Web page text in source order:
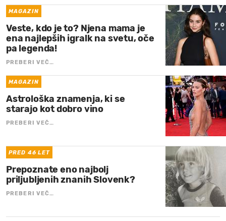
MAGAZIN
Veste, kdo je to? Njena mama je
ena najlepših igralk na svetu, oče
pa legenda!
PREBERI VEČ…
MAGAZIN
Astrološka znamenja, ki se
starajo kot dobro vino
PREBERI VEČ…
PRED 46 LET
Prepoznate eno najbolj
priljubljenih znanih Slovenk?
PREBERI VEČ…